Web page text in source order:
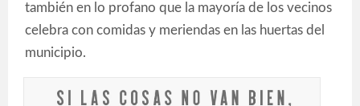
también en lo profano que la mayoría de los vecinos
celebra con comidas y meriendas en las huertas del
municipio.